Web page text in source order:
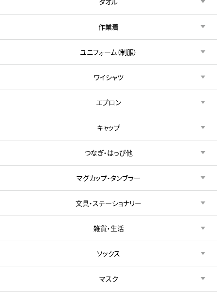
作業着
ユニフォーム（制服）
ワイシャツ
エプロン
キャップ
つなぎ・はっぴ他
マグカップ・タンブラー
文具・ステーショナリー
雑貨・生活
ソックス
マスク